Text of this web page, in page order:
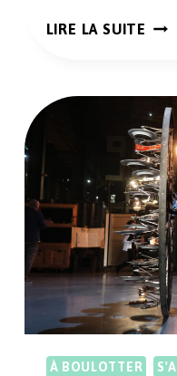
LIRE LA SUITE UNE
OU
LES
À BOULOTTER